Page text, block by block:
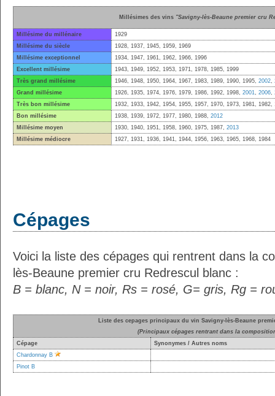
Millésimes des vins "Savigny-lès-Beaune premier cru
Millésime du millénaire
1929
Millésime du siècle
1928, 1937, 1945, 1959, 1969
Millésime exceptionnel
1934, 1947, 1961, 1962, 1966, 1996
Excellent millésime
1943, 1949, 1952, 1953, 1971, 1978, 1985, 1999
Très grand millésime
1946, 1948, 1950, 1964, 1967, 1983, 1989, 1990, 1995, 2002,
Grand millésime
1926, 1935, 1974, 1976, 1979, 1986, 1992, 1998, 2001, 2006,
Très bon millésime
1932, 1933, 1942, 1954, 1955, 1957, 1970, 1973, 1981,
Bon millésime
1938, 1939, 1972, 1977, 1980, 1988, 2012
Millésime moyen
1930, 1940, 1951, 1958, 1960, 1975, 1987, 2013
Millésime médiocre
1927, 1931, 1936, 1941, 1944, 1956, 1963, 1965, 1968, 1984
Cépages
Voici la liste des cépages qui rentrent dans la
lès-Beaune premier cru Redrescul blanc :
B = blanc, N = noir, Rs = rosé, G= gris, Rg =
Liste des cepages principaux du vin Savigny-lès-Beaune
(Principaux cépages rentrant dans la
Cépage
Synonymes / Autres noms
Chardonnay B
Pinot B